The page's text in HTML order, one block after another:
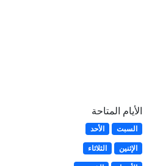
الأيام المتاحة
السبت
الأحد
الإثنين
الثلاثاء